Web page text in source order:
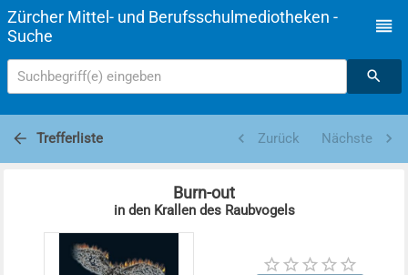
Zürcher Mittel- und Berufsschulmediotheken -
Suche
Suchbegriff(e) eingeben
Trefferliste Zurück Nächste
Burn-out
in den Krallen des Raubvogels